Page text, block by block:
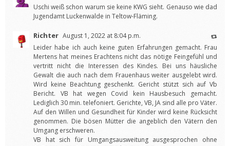
Uschi weiß schon warum sie keine KWG sieht. Genauso wie dad
Jugendamt Luckenwalde in Teltow-Fläming.
Richter August 1, 2022 at 8:04 p.m.
Leider habe ich auch keine guten Erfahrungen gemacht. Frau
Mertens hat meines Erachtens nicht das nötige Feingefühl und
vertritt nicht die Interessen des Kindes. Bei uns häusliche
Gewalt die auch nach dem Frauenhaus weiter ausgelebt wird.
Wird keine Beachtung geschenkt. Gericht stützt sich auf Vb
Bericht. VB hat wegen Covid kein Hausbesuch gemacht.
Lediglich 30 min. telefoniert. Gerichte, VB, JA sind alle pro Väter.
Auf den Willen und Gesundheit für Kinder wird keine Rücksicht
genommen. Die bösen Mütter die angeblich den Vätern den
Umgang erschweren.
VB hat sich für Umgangsausweitung ausgesprochen ohne